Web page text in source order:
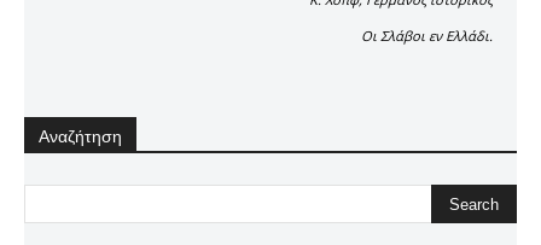
Οι Σλάβοι εν Ελλάδι.
Αναζήτηση